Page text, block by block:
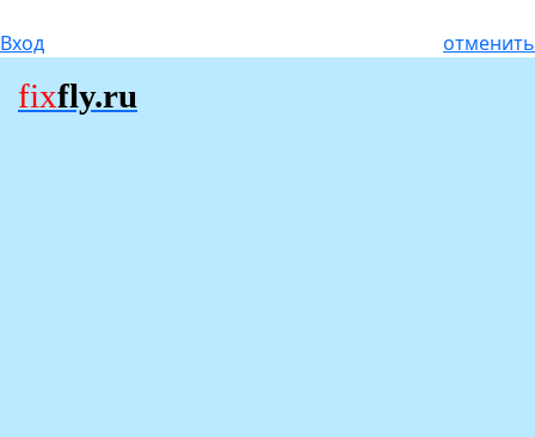
Вход отменить
fixfly.ru